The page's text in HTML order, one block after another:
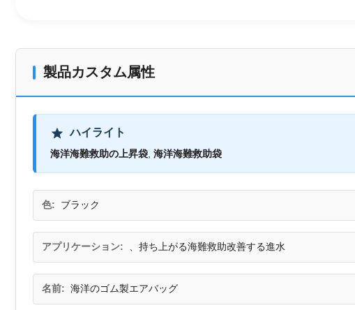
製品カスタム属性
ハイライト
海洋海難救助の上昇袋 海洋海難救助袋
色: ブラック
アプリケーション: 、持ち上がる海難救助改善する進水
名前: 海洋のゴム製エアバッグ